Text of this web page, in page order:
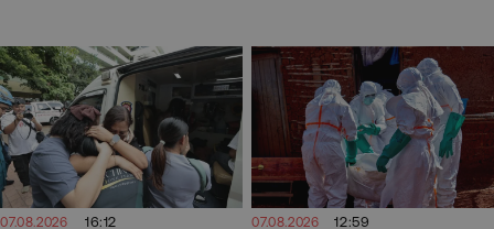
07.08.2026 16:12 07.08.2026 12:59